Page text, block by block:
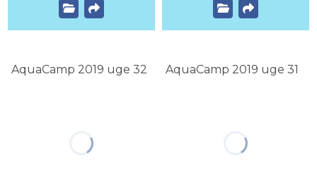
AquaCamp 2019 uge 32 AquaCamp 2019 uge 31